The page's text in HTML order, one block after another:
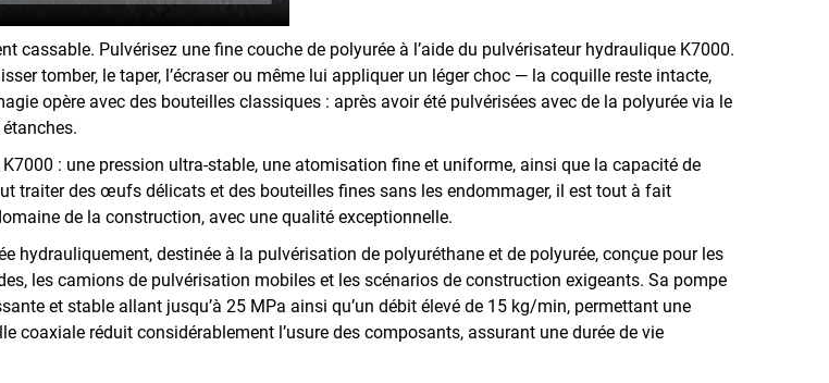
Pulvérisez une fine couche de polyurée à l’aide du pulvérisateur hydraulique K7000.
tomber, le taper, l’écraser ou même lui appliquer un léger choc — la coquille reste intacte,
opère avec des bouteilles classiques : après avoir été pulvérisées avec de la polyurée via le
: une pression ultra-stable, une atomisation fine et uniforme, ainsi que la capacité de
traiter des œufs délicats et des bouteilles fines sans les endommager, il est tout à fait
de la construction, avec une qualité exceptionnelle.
hydrauliquement, destinée à la pulvérisation de polyuréthane et de polyurée, conçue pour les
les camions de pulvérisation mobiles et les scénarios de construction exigeants. Sa pompe
et stable allant jusqu’à 25 MPa ainsi qu’un débit élevé de 15 kg/min, permettant une
réduit considérablement l’usure des composants, assurant une durée de vie